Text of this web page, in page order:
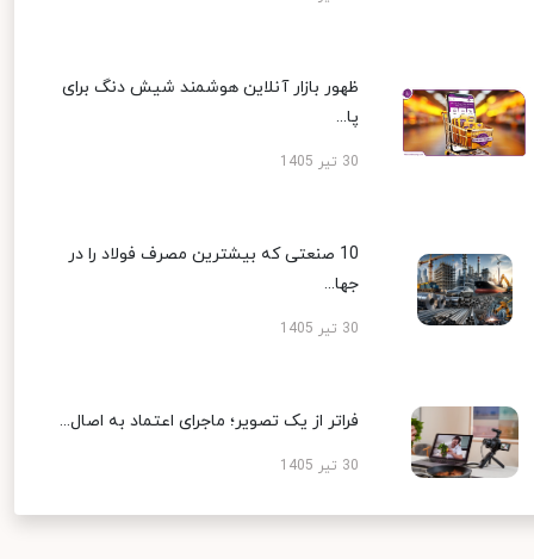
ظهور بازار آنلاین هوشمند شیش دنگ برای
پا...
30 تیر 1405
10 صنعتی که بیشترین مصرف فولاد را در
جها...
30 تیر 1405
فراتر از یک تصویر؛ ماجرای اعتماد به اصال...
30 تیر 1405